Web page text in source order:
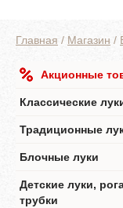
Главная / Магазин /
Акционные
Классические
Традиционные
Блочные луки
Детские луки,
трубки